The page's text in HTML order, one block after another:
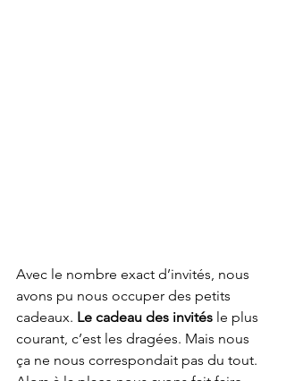
Avec le nombre exact d’invités, nous
avons pu nous occuper des petits
cadeaux. Le cadeau des invités le plus
courant, c’est les dragées. Mais nous
ça ne nous correspondait pas du tout.